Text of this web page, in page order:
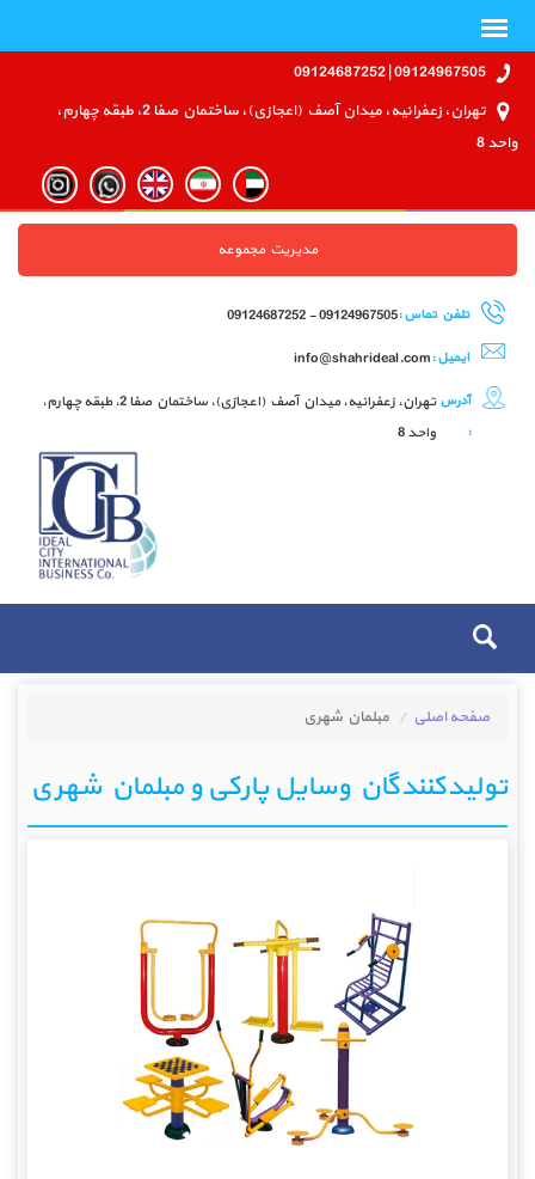
09124967505 | 09124687252
تهران، زعفرانیه، میدان آصف (اعجازی)، ساختمان صفا 2، طبقه چهارم،
واحد 8
مدیریت مجموعه
تلفن تماس :09124967505 - 09124687252
ایمیل :info@shahrideal.com
آدرس
:
تهران، زعفرانیه، میدان آصف (اعجازی)، ساختمان صفا 2، طبقه چهارم،
واحد 8
صفحه اصلی مبلمان شهری
تولیدکنندگان وسایل پارکی و مبلمان شهری